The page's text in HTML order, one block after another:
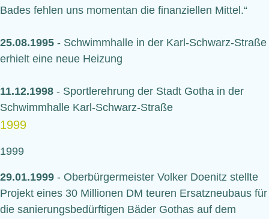
Bades fehlen uns momentan die finanziellen Mittel.“
25.08.1995 - Schwimmhalle in der Karl-Schwarz-Straße
erhielt eine neue Heizung
11.12.1998 - Sportlerehrung der Stadt Gotha in der
Schwimmhalle Karl-Schwarz-Straße
1999
1999
29.01.1999 - Oberbürgermeister Volker Doenitz stellte
Projekt eines 30 Millionen DM teuren Ersatzneubaus für
die sanierungsbedürftigen Bäder Gothas auf dem